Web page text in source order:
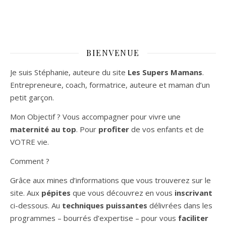
BIENVENUE
Je suis Stéphanie, auteure du site Les Supers Mamans.
Entrepreneure, coach, formatrice, auteure et maman d’un
petit garçon.
Mon Objectif ? Vous accompagner pour vivre une
maternité au top. Pour profiter de vos enfants et de
VOTRE vie.
Comment ?
Grâce aux mines d’informations que vous trouverez sur le
site. Aux pépites que vous découvrez en vous inscrivant
ci-dessous. Au techniques puissantes délivrées dans les
programmes – bourrés d’expertise – pour vous faciliter